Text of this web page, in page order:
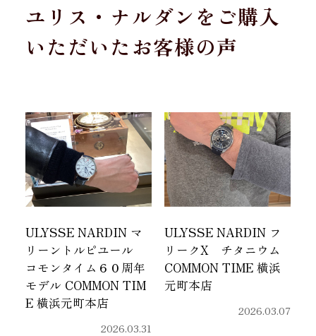
ユリス・ナルダンをご購入
いただいたお客様の声
ULYSSE NARDIN マ
リーントルピユール
コモンタイム６０周年
モデル COMMON TIM
E 横浜元町本店
2026.03.31
ULYSSE NARDIN フ
リークX チタニウム
COMMON TIME 横浜
元町本店
2026.03.07